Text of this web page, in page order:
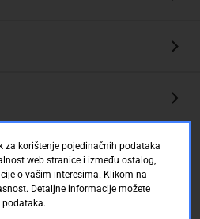
za korištenje pojedinačnih podataka
web stranice i između ostalog,
o vašim interesima. Klikom na
Detaljne informacije možete